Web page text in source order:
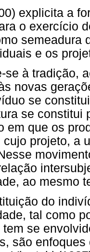
explicita a
o exercício
semeadura
e os
se à tradição,
novas
se
se constitui
em que os
cujo projeto, a
ao mesmo
do
tal como
tem se
são